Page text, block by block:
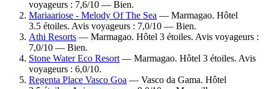
voyageurs : 7,6/10 — Bien.
Mariaariose - Melody Of The Sea — Marmagao. Hôtel
3.5 étoiles. Avis voyageurs : 7,0/10 — Bien.
Athi Resorts — Marmagao. Hôtel 3 étoiles. Avis voyageurs :
7,0/10 — Bien.
Stone Water Eco Resort — Marmagao. Hôtel 3 étoiles. Avis
voyageurs : 6,0/10.
Regenta Place Vasco Goa — Vasco da Gama. Hôtel